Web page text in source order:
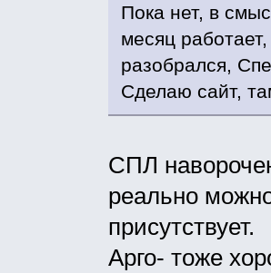
Пока нет, в
месяц
разобрался,
Сделаю сайт,
СПЛ
реально
присутствует.
Арго- тоже